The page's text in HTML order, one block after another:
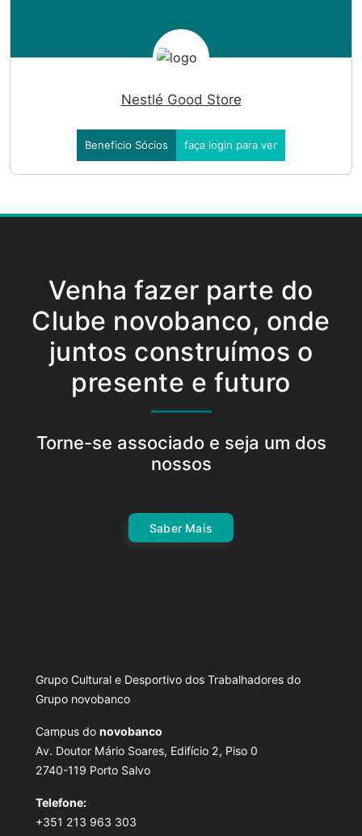
Nestlé Good Store
Beneficio Sócios faça login para ver
Venha fazer parte do
Clube novobanco, onde
juntos construímos o
presente e futuro
Torne-se associado e seja um dos
nossos
Saber Mais
Grupo Cultural e Desportivo dos Trabalhadores do
Grupo novobanco
Campus do novobanco
Av. Doutor Mário Soares, Edifício 2, Piso 0
2740-119 Porto Salvo
Telefone:
+351 213 963 303